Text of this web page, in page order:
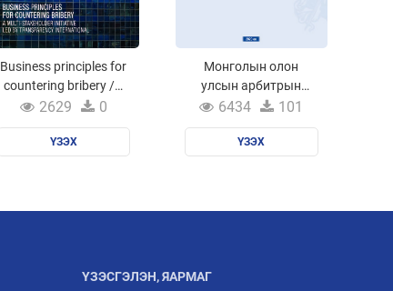
Business principles for
countering bribery /A
Multi Stakeholder
Transparency
2629 0
ҮЗЭХ
Монголын олон
улсын арбитрын
шийдвэрийн
эмхэтгэл 2012-2019
6434 101
ҮЗЭХ
ҮЗЭСГЭЛЭН, ЯАРМАГ